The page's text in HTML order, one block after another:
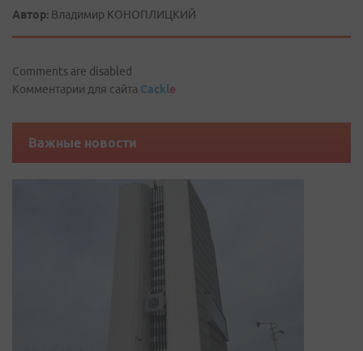
Автор: Владимир КОНОПЛИЦКИЙ
Comments are disabled
Комментарии для сайта Cackle
Важные новости